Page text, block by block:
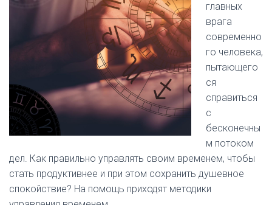
главных
врага
современно
го человека,
пытающего
ся
справиться
с
бесконечны
м потоком
дел. Как правильно управлять своим временем, чтобы
стать продуктивнее и при этом сохранить душевное
спокойствие? На помощь приходят методики